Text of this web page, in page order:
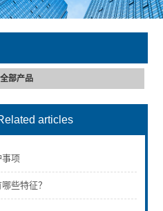
部产品
articles
项
些特征？